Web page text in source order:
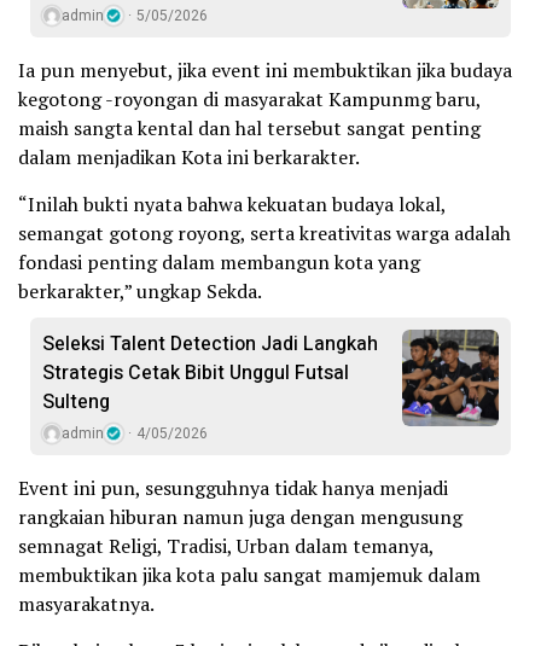
admin 5/05/2026
Ia pun menyebut, jika event ini membuktikan jika budaya
kegotong -royongan di masyarakat Kampunmg baru,
maish sangta kental dan hal tersebut sangat penting
dalam menjadikan Kota ini berkarakter.
“Inilah bukti nyata bahwa kekuatan budaya lokal,
semangat gotong royong, serta kreativitas warga adalah
fondasi penting dalam membangun kota yang
berkarakter,” ungkap Sekda.
Seleksi Talent Detection Jadi Langkah
Strategis Cetak Bibit Unggul Futsal
Sulteng
admin 4/05/2026
Event ini pun, sesungguhnya tidak hanya menjadi
rangkaian hiburan namun juga dengan mengusung
semnagat Religi, Tradisi, Urban dalam temanya,
membuktikan jika kota palu sangat mamjemuk dalam
masyarakatnya.